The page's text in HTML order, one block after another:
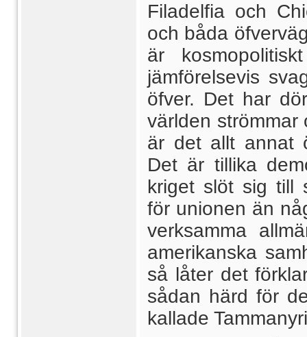
Filadelfia och
och båda
är
jämförelsevis
öfver. Det har
världen strömmar
är det allt annat
Det är tillika
kriget slöt sig till
för unionen än
verksamma
amerikanska
så låter det
sådan härd för
kallade